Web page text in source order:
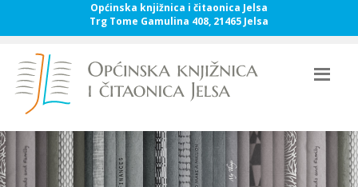
Općinska knjižnica i čitaonica Jelsa
Trg Tome Gamulina 408, 21465 Jelsa